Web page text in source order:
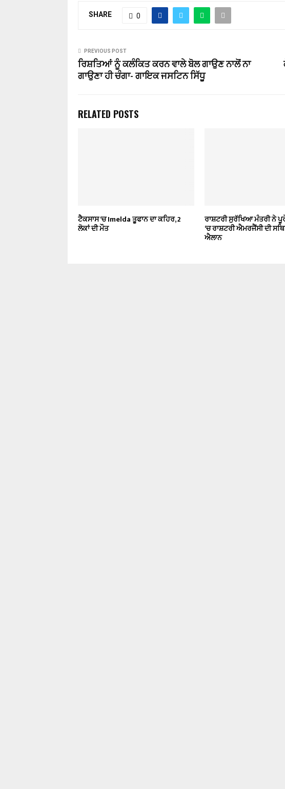
SHARE 0
PREVIOUS POST
ਰਿਸ਼ਤਿਆਂ ਨੂੰ ਕਲੰਕਿਤ ਕਰਨ ਵਾਲੇ ਬੋਲ ਗਾਉਣ ਨਾਲੋਂ ਨਾ
ਗਾਉਣਾ ਹੀ ਚੰਗਾ- ਗਾਇਕ ਜਸਟਿਨ ਸਿੱਧੂ
RELATED POSTS
ਟੈਕਸਾਸ ‘ਚ Imelda ਤੂਫਾਨ ਦਾ ਕਹਿਰ, 2
ਲੋਕਾਂ ਦੀ ਮੌਤ
ਰਾਸ਼ਟਰੀ ਸੁਰੱਖਿਆ ਮੰਤਰੀ ਨੇ
‘ਚ ਰਾਸ਼ਟਰੀ ਐਮਰਜੈਂਸੀ ਦੀ
ਐਲਾਨ